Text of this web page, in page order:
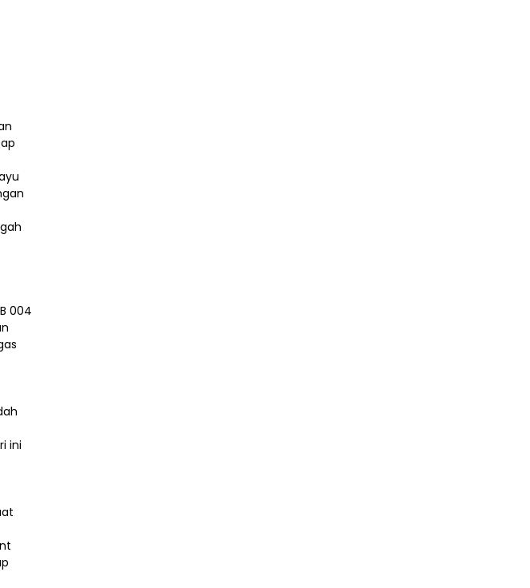
004
ini